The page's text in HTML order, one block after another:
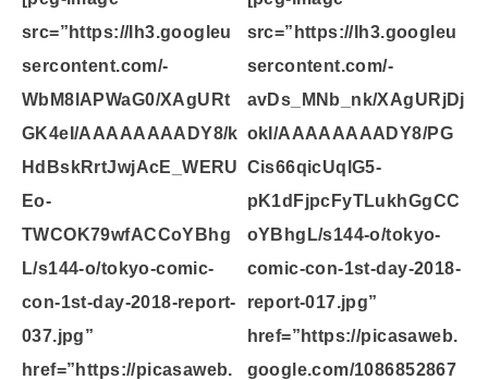
src=”https://lh3.googleu
sercontent.com/-
WbM8lAPWaG0/XAgURt
GK4eI/AAAAAAAADY8/k
HdBskRrtJwjAcE_WERU
Eo-
TWCOK79wfACCoYBhg
L/s144-o/tokyo-comic-
con-1st-day-2018-report-
037.jpg”
href=”https://picasaweb.
src=”https://lh3.googleu
sercontent.com/-
avDs_MNb_nk/XAgURjDj
okI/AAAAAAAADY8/PG
Cis66qicUqlG5-
pK1dFjpcFyTLukhGgCC
oYBhgL/s144-o/tokyo-
comic-con-1st-day-2018-
report-017.jpg”
href=”https://picasaweb.
google.com/1086852867